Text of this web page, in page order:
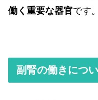
働く重要な器官です。
副腎の働きにつ